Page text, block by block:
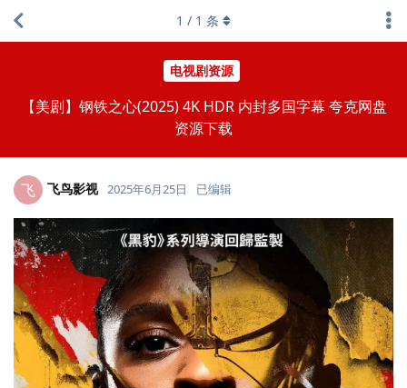
电视剧资源
【美剧】钢铁之心(2025) 4K HDR 内封多国字幕 夸克网盘
资源下载
1 / 1 条
飞 飞鸟影视 2025年6月25日 已编辑